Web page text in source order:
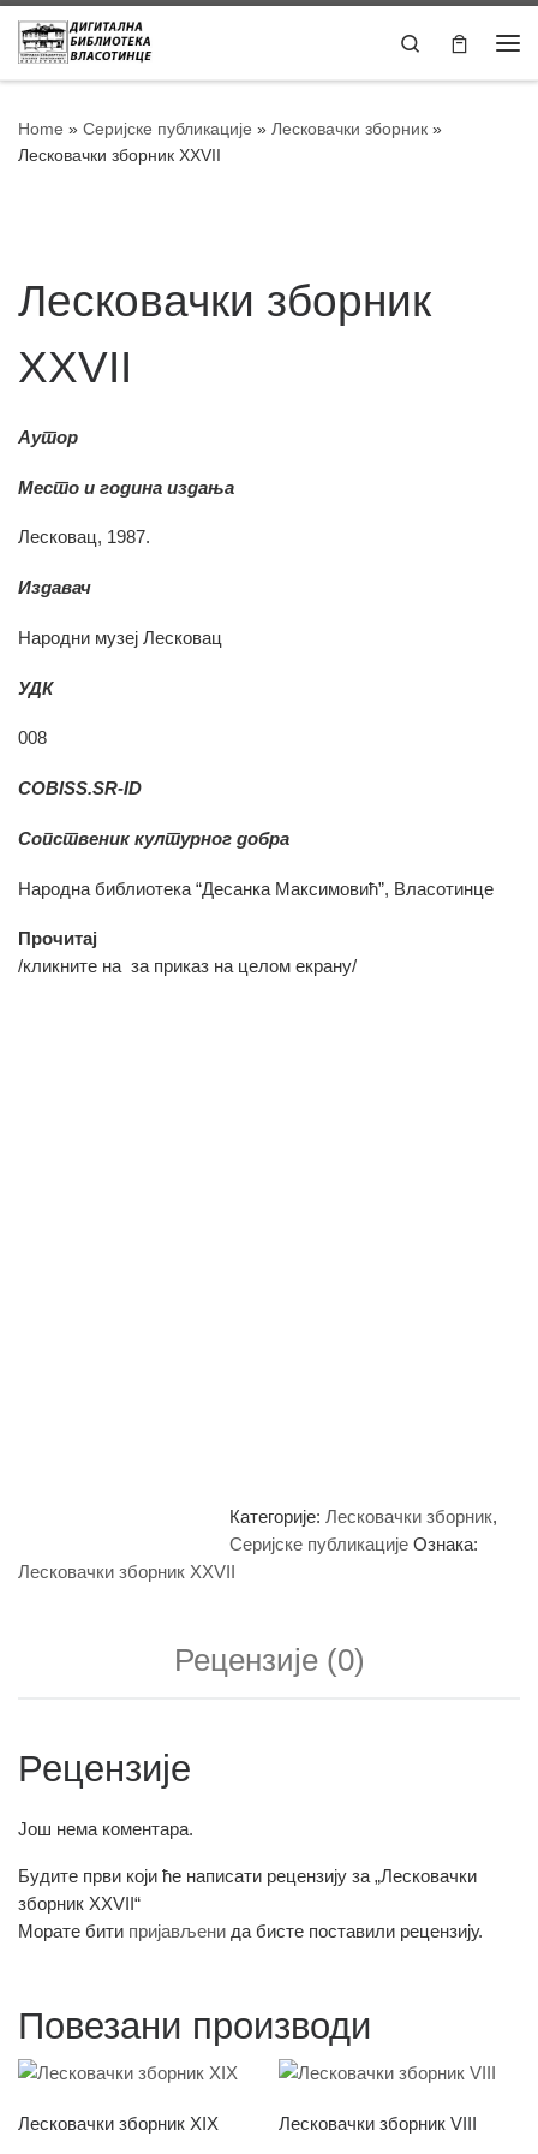
Skip to content Search
Home » Серијске публикације » Лесковачки зборник »
Лесковачки зборник XXVII
Лесковачки зборник
XXVII
Аутор
Место и година издања
Лесковац, 1987.
Издавач
Народни музеј Лесковац
УДК
008
COBISS.SR-ID
Сопственик културног добра
Народна библиотека “Десанка Максимовић”, Власотинце
Прочитај
/кликните на за приказ на целом екрану/
Категорије:Лесковачки зборник,
Серијске публикације Ознака:
Лесковачки зборник XXVII
Рецензије (0)
Рецензије
Још нема коментара.
Будите први који ће написати рецензију за „Лесковачки
зборник XXVII“
Морате бити пријављени да бисте поставили рецензију.
Повезани производи
Лесковачки зборник XIX Лесковачки зборник VIII